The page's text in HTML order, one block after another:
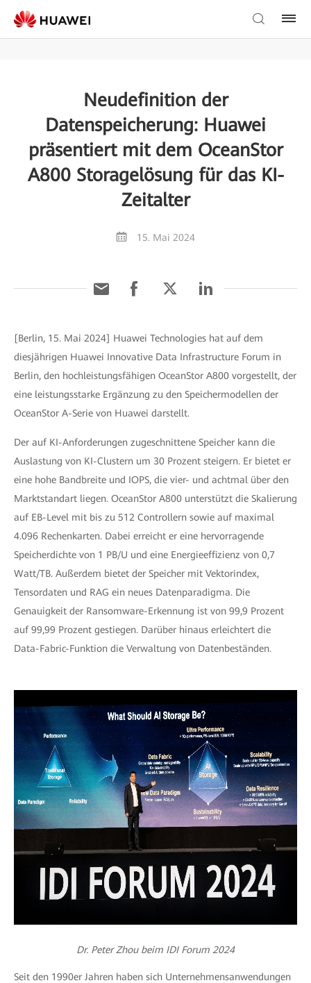
Neudefinition der
Datenspeicherung: Huawei
präsentiert mit dem OceanStor
A800 Storagelösung für das KI-
Zeitalter
15. Mai 2024
[Berlin, 15. Mai 2024] Huawei Technologies hat auf dem
diesjährigen Huawei Innovative Data Infrastructure Forum in
Berlin, den hochleistungsfähigen OceanStor A800 vorgestellt, der
eine leistungsstarke Ergänzung zu den Speichermodellen der
OceanStor A-Serie von Huawei darstellt.
Der auf KI-Anforderungen zugeschnittene Speicher kann die
Auslastung von KI-Clustern um 30 Prozent steigern. Er bietet er
eine hohe Bandbreite und IOPS, die vier- und achtmal über den
Marktstandart liegen. OceanStor A800 unterstützt die Skalierung
auf EB-Level mit bis zu 512 Controllern sowie auf maximal
4.096 Rechenkarten. Dabei erreicht er eine hervorragende
Speicherdichte von 1 PB/U und eine Energieeffizienz von 0,7
Watt/TB. Außerdem bietet der Speicher mit Vektorindex,
Tensordaten und RAG ein neues Datenparadigma. Die
Genauigkeit der Ransomware-Erkennung ist von 99,9 Prozent
auf 99,99 Prozent gestiegen. Darüber hinaus erleichtert die
Data-Fabric-Funktion die Verwaltung von Datenbeständen.
Dr. Peter Zhou beim IDI Forum 2024
Seit den 1990er Jahren haben sich Unternehmensanwendungen